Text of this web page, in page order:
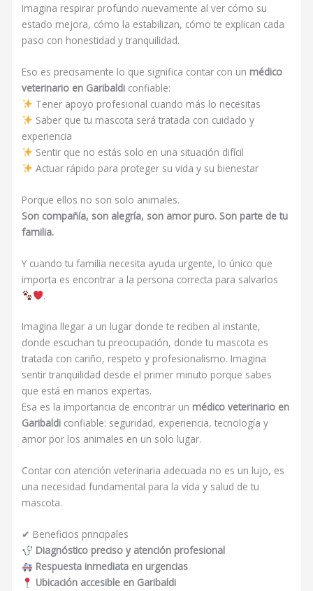
Imagina respirar profundo nuevamente al ver cómo su
estado mejora, cómo la estabilizan, cómo te explican cada
paso con honestidad y tranquilidad.
Eso es precisamente lo que significa contar con un médico
veterinario en Garibaldi confiable:
Tener apoyo profesional cuando más lo necesitas
Saber que tu mascota será tratada con cuidado y
experiencia
Sentir que no estás solo en una situación difícil
Actuar rápido para proteger su vida y su bienestar
Porque ellos no son solo animales.
Son compañía, son alegría, son amor puro. Son parte de tu
familia.
Y cuando tu familia necesita ayuda urgente, lo único que
importa es encontrar a la persona correcta para salvarlos
.
Imagina llegar a un lugar donde te reciben al instante,
donde escuchan tu preocupación, donde tu mascota es
tratada con cariño, respeto y profesionalismo. Imagina
sentir tranquilidad desde el primer minuto porque sabes
que está en manos expertas.
Esa es la importancia de encontrar un médico veterinario en
Garibaldi confiable: seguridad, experiencia, tecnología y
amor por los animales en un solo lugar.
Contar con atención veterinaria adecuada no es un lujo, es
una necesidad fundamental para la vida y salud de tu
mascota.
✔ Beneficios principales
Diagnóstico preciso y atención profesional
Respuesta inmediata en urgencias
Ubicación accesible en Garibaldi